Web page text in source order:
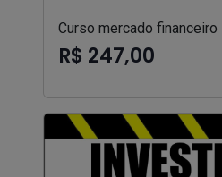
Curso mercado financeiro
R$ 247,00